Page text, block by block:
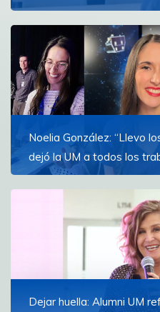
University y centrará su
América Latina
Ver más
Noelia González: “Llevo
dejó la UM a todos los
para la NASA en español
II, la primera misión
Dejar huella: Alumni UM